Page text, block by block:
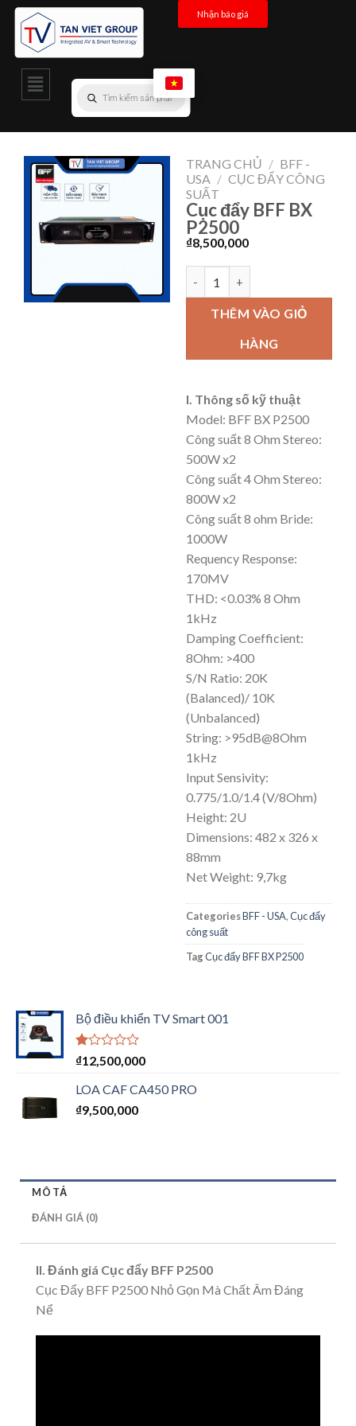
Nhận báo giá
TRANG CHỦ / BFF -
USA / CỤC ĐẨY CÔNG
SUẤT
Cục đẩy BFF BX
P2500
₫8,500,000
THÊM VÀO GIỎ
HÀNG
I. Thông số kỹ thuật
Model: BFF BX P2500
Công suất 8 Ohm Stereo:
500W x2
Công suất 4 Ohm Stereo:
800W x2
Công suất 8 ohm Bride:
1000W
Requency Response:
170MV
THD: <0.03% 8 Ohm
1kHz
Damping Coefficient:
8Ohm: >400
S/N Ratio: 20K
(Balanced)/ 10K
(Unbalanced)
String: >95dB@8Ohm
1kHz
Input Sensivity:
0.775/1.0/1.4 (V/8Ohm)
Height: 2U
Dimensions: 482 x 326 x
88mm
Net Weight: 9,7kg
CategoriesBFF - USA,Cục đẩy
công suất
TagCục đẩy BFF BX P2500
Bộ điều khiển TV Smart 001
Được
hạng
1.00
5
₫12,500,000
LOA CAF CA450 PRO
₫9,500,000
MÔ TẢ
ĐÁNH GIÁ (0)
II. Đánh giá Cục đẩy BFF P2500
Cục Đẩy BFF P2500 Nhỏ Gọn Mà Chất Âm Đáng
Nể